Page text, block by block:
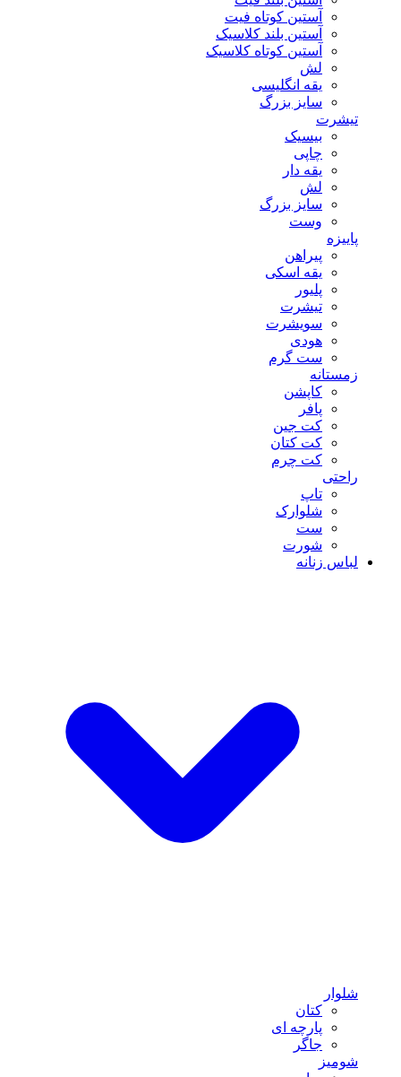
آستین کوتاه فیت
آستین بلند کلاسیک
آستین کوتاه کلاسیک
لش
یقه انگلیسی
سایز بزرگ
تیشرت
بیسیک
چاپی
یقه دار
لش
سایز بزرگ
وست
پاییزه
پیراهن
یقه اسکی
پلیور
تیشرت
سویشرت
هودی
ست گرم
زمستانه
کاپشن
پافر
کت جین
کت کتان
کت چرم
راحتی
تاپ
شلوارک
ست
شورت
لباس زنانه
شلوار
کتان
پارچه ای
جاگر
شومیز